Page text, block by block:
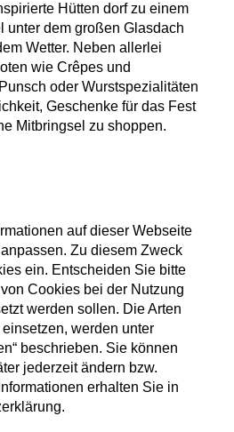
Hütten dorf zu einem
unter dem großen Glasdach
Wetter. Neben allerlei
wie Crêpes und
oder Wurstspezialitäten
Geschenke für das Fest
Mitbringsel zu shoppen.
auf dieser Webseite
Zu diesem Zweck
ein. Entscheiden Sie bitte
Cookies bei der Nutzung
werden sollen. Die Arten
werden unter
beschrieben. Sie können
jederzeit ändern bzw.
erhalten Sie in